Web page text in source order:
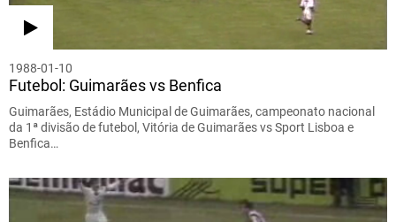
1988-01-10
Futebol: Guimarães vs Benfica
Guimarães, Estádio Municipal de Guimarães, campeonato nacional
da 1ª divisão de futebol, Vitória de Guimarães vs Sport Lisboa e
Benfica…